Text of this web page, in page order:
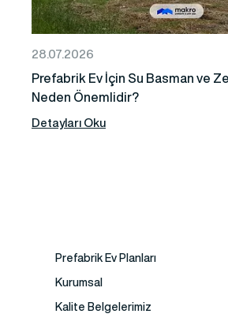
28.07.2026
Prefabrik Ev İçin Su Basman ve
Neden Önemlidir?
Detayları Oku
Prefabrik Ev Planları
Kurumsal
Kalite Belgelerimiz